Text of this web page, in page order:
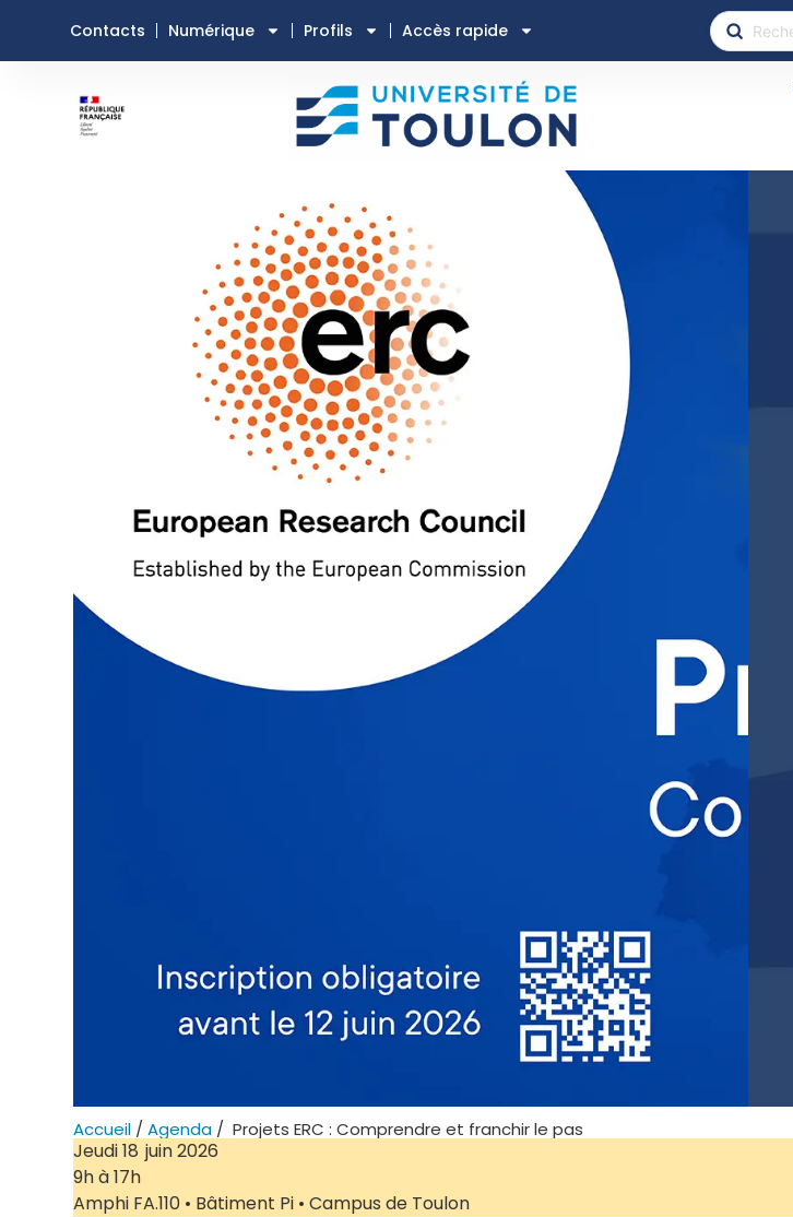
Contacts Numérique Profils Accès rapide
Accueil /Agenda / Projets ERC : Comprendre et franchir le pas
Jeudi 18 juin 2026
9h à 17h
Amphi FA.110 • Bâtiment Pi • Campus de Toulon